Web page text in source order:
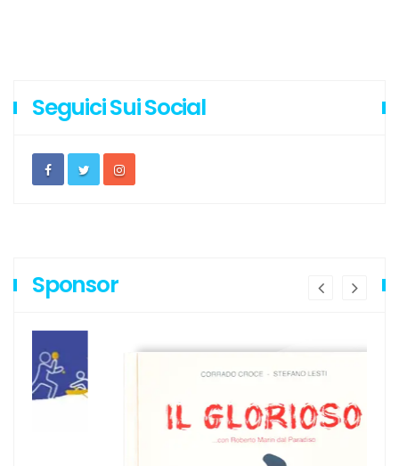
Seguici Sui Social
Sponsor